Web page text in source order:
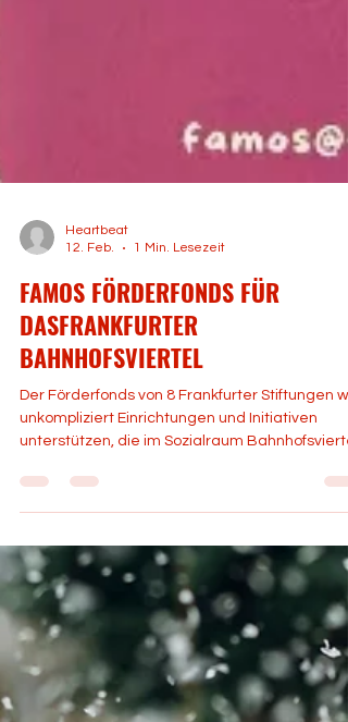
12. Feb.
1 Min. Lesezeit
FAMOS FÖRDERFONDS FÜR
DASFRANKFURTER
BAHNHOFSVIERTEL
Der Förderfonds von 8 Frankfurter Stiftungen
unterstützen, die im Sozialraum
stark praxisbezogene Maßnahmen und
Der Fonds ​ Förderidee: - Der Förderfonds
möchte Kinder, Jugendliche und Familien im
Sozialraum Frankfurter Bahnhofsviertel
unterstützen.- Die geförderten Maßnahmen
haben Bildung, Teilhabe und Stärku